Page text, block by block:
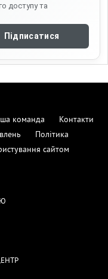
доступу та
Підписатися
команда
Контакти
Політика
сайтом